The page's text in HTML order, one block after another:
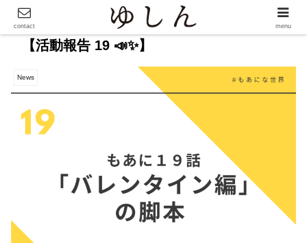
【活動報告 19 📣✨】
News
contact menu